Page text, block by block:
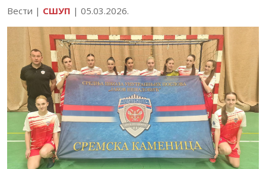
Почетна
школи
Актуелности
Вести
Обавештења
Обавештења
Вести | СШУП | 05.03.2026.